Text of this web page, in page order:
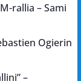
rallia – Sami
Ogierin
–